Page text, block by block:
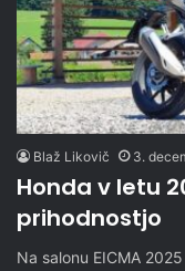
Blaž Likovič 3.
Honda v letu
prihodnostjo
Na salonu EICMA